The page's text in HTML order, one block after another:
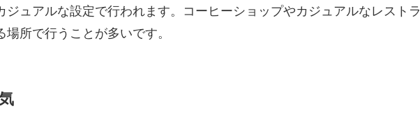
ジュアルな設定で行われます。コーヒーショップやカジュアルなレスト
所で行うことが多いです。